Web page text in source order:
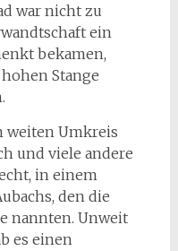
war nicht zu
ein
bekamen,
Stange
weiten Umkreis
und viele andere
in einem
den die
nannten. Unweit
es einen